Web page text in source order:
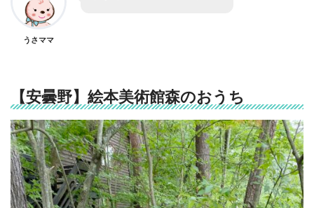
うさママ
【安曇野】絵本美術館森のおうち